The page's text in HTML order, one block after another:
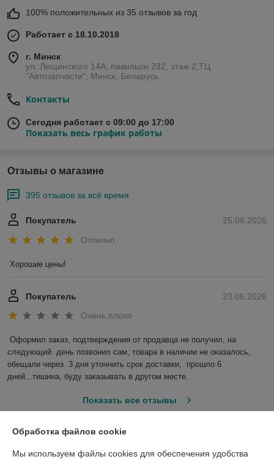
100% положительных из 35 отзывов за год
Работает с 18.10.2018
г. Минск
ул. Лещинского 14А, павильон 232, этаж 2,ТЦ
"Автозапчасти", Минск, Беларусь
Контакты
Сегодня работает с 09:00 до 17:00
Показать весь график работы
Отзывы о магазине
395 отзывов за всё время
25.06.2026
Покупатель
Отлично
Хорошие цены!
23.06.2026
Покупатель
Очень плохо
Оформил заказ, подтверждения от продавца не получил, на
следующий  день позвонил сам, товара в наличии не оказалось,
обещали через  3 дня уточнить срок доставки,  прошло 6
дней...тишина, буду заказывать в другом месте.
Показать все отзывы
Обработка файлов cookie
Мы используем файлы cookies для обеспечения удобства